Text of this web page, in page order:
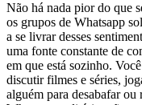
Não há nada pior do que
os grupos de Whatsapp
a se livrar desses
uma fonte constante de
em que está sozinho.
discutir filmes e séries,
alguém para desabafar ou